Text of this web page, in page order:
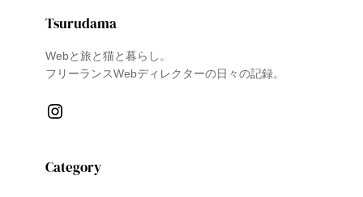
Tsurudama
Webと旅と猫と暮らし。
フリーランスWebディレクターの日々の記録。
Instagram
Category